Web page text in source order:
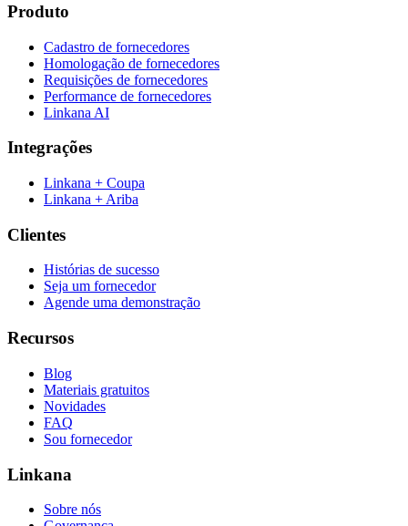
Produto
Cadastro de fornecedores
Homologação de fornecedores
Requisições de fornecedores
Performance de fornecedores
Linkana AI
Integrações
Linkana + Coupa
Linkana + Ariba
Clientes
Histórias de sucesso
Seja um fornecedor
Agende uma demonstração
Recursos
Blog
Materiais gratuitos
Novidades
FAQ
Sou fornecedor
Linkana
Sobre nós